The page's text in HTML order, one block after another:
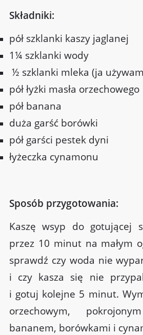
Składniki:
pół szklanki kaszy jaglanej
1¼ szklanki wody
½ szklanki mleka (ja
pół łyżki masła orzechowego
pół banana
duża garść borówki
pół garści pestek dyni
łyżeczka cynamonu
Sposób przygotowania:
Kaszę wsyp do gotującej
przez 10 minut na małym
sprawdź czy woda nie
i czy kasza się nie
i gotuj kolejne 5 minut.
orzechowym,
bananem, borówkami i